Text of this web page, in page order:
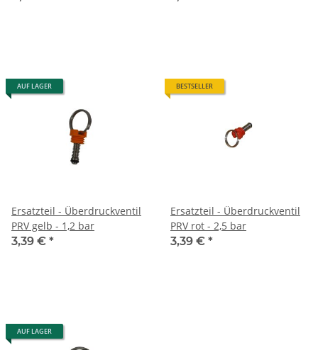
AUF LAGER
Ersatzteil - Überdruckventil
PRV gelb - 1,2 bar
3,39 € *
BESTSELLER
Ersatzteil - Überdruckventil
PRV rot - 2,5 bar
3,39 € *
AUF LAGER